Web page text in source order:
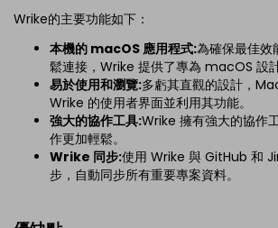
Wrike的主要功能如下：
本機的 macOS 應用程式:為確保最佳
鬆連接，Wrike 提供了專為 macOS 設
易於使用和瀏覽:多虧其直觀的設計，
Wrike 的使用者界面並利用其功能。
強大的協作工具:Wrike 擁有強大的協作
作更加輕鬆。
Wrike 同步:使用 Wrike 與 GitHub 和
步，自動同步所有重要專案資料。